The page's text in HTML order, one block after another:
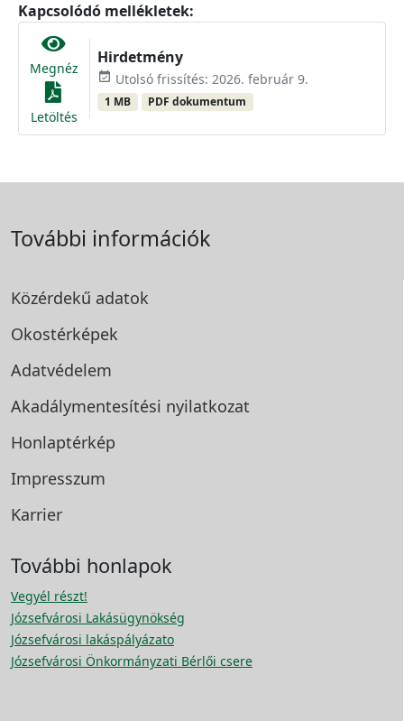
Kapcsolódó mellékletek:
Megnéz
Letöltés
Hirdetmény
event_available Utolsó frissítés: 2026. február 9.
1 MB PDF dokumentum
További információk
Közérdekű adatok
Okostérképek
Adatvédelem
Akadálymentesítési nyilatkozat
Honlaptérkép
Impresszum
Karrier
További honlapok
Vegyél részt!
Józsefvárosi Lakásügynökség
Józsefvárosi lakáspályázato
Józsefvárosi Önkormányzati Bérlői csere